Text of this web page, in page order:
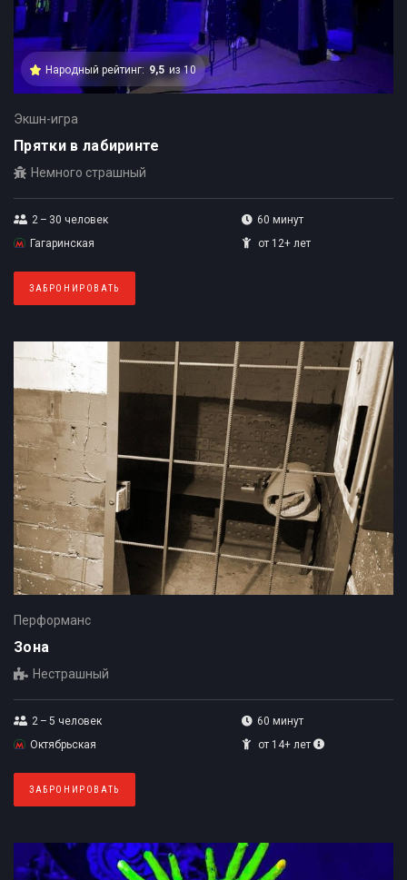
Народный рейтинг: 9,5 из 10
Экшн-игра
Прятки в лабиринте
Немного страшный
2 – 30 человек
60 минут
Гагаринская
от 12+ лет
ЗАБРОНИРОВАТЬ
Перформанс
Зона
Нестрашный
2 – 5 человек
60 минут
Октябрьская
от 14+ лет
ЗАБРОНИРОВАТЬ